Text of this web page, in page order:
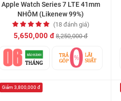
Apple Watch Series 7 LTE 41mm
NHÔM (Likenew 99%)
(18 đánh giá)
5,650,000 đ 8,250,000 đ
Giảm 3,800,000 đ